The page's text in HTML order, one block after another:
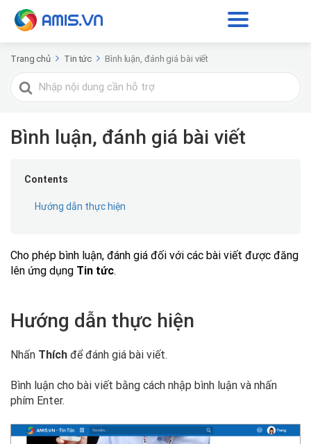
Trang chủ Tin tức Bình luận, đánh giá bài viết
Tìm
kiếm
Bình luận, đánh giá bài viết
Contents
Hướng dẫn thực hiện
Cho phép bình luận, đánh giá đối với các bài viết được đăng
lên ứng dụng Tin tức.
Hướng dẫn thực hiện
Nhấn Thích để đánh giá bài viết.
Bình luận cho bài viết bằng cách nhập bình luận và nhấn
phím Enter.